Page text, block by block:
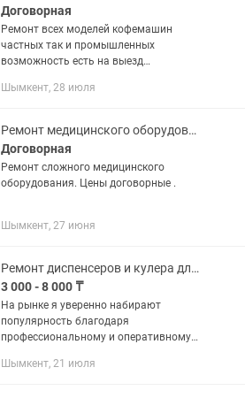
Договорная
Ремонт всех моделей кофемашин
частных так и промышленных
возможность есть на выезд
Шымкент, 28 июля
Ремонт медицинского оборудования.
Договорная
Ремонт сложного медицинского
оборудования. Цены договорные .
Шымкент, 27 июня
Ремонт диспенсеров и кулера для воды
3 000 - 8 000 ₸
На рынке я уверенно набирают
популярность благодаря
профессиональному и оперативному
в г. Шымкенте с выездом. 1) Устраняю
Шымкент, 21 июля